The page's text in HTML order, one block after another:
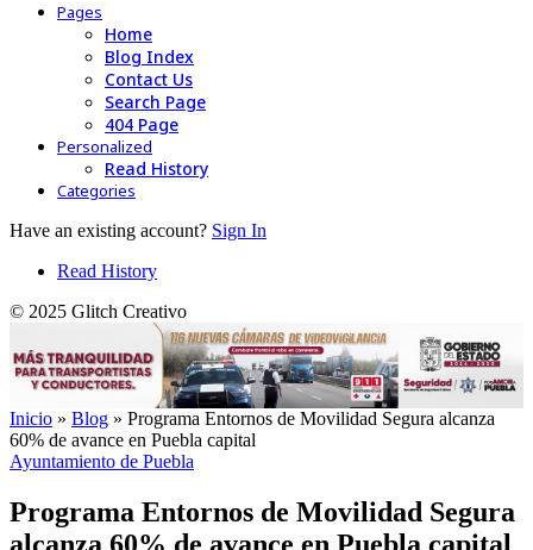
Pages
Home
Blog Index
Contact Us
Search Page
404 Page
Personalized
Read History
Categories
Have an existing account? Sign In
Read History
© 2025 Glitch Creativo
Inicio » Blog » Programa Entornos de Movilidad Segura alcanza
60% de avance en Puebla capital
Ayuntamiento de Puebla
Programa Entornos de Movilidad Segura